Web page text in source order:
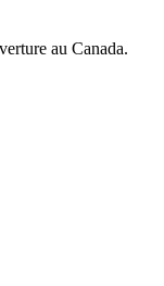
au Canada.